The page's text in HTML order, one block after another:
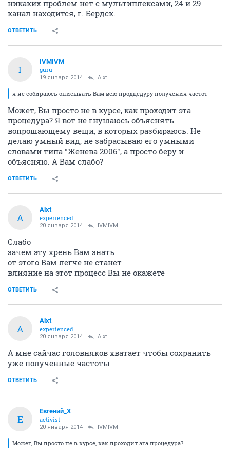
никаких проблем нет с мультиплексами, 24 и 29
канал находится, г. Бердск.
ОТВЕТИТЬ
I
IVMIVM
guru
19 января 2014 Alxt
я не собираюсь описывать Вам всю продцедуру получения частот
Может, Вы просто не в курсе, как проходит эта
процедура? Я вот не гнушаюсь объяснять
вопрошающему вещи, в которых разбираюсь. Не
делаю умный вид, не забрасываю его умными
словами типа "Женева 2006", а просто беру и
объясняю. А Вам слабо?
ОТВЕТИТЬ
A
Alxt
experienced
20 января 2014 IVMIVM
Слабо
зачем эту хрень Вам знать
от этого Вам легче не станет
влияние на этот процесс Вы не окажете
ОТВЕТИТЬ
A
Alxt
experienced
20 января 2014 Alxt
A мне сайчас головняков хватает чтобы сохранить
уже полученные частоты
ОТВЕТИТЬ
Е
Евгений_X
activist
20 января 2014 IVMIVM
Может, Вы просто не в курсе, как проходит эта процедура?